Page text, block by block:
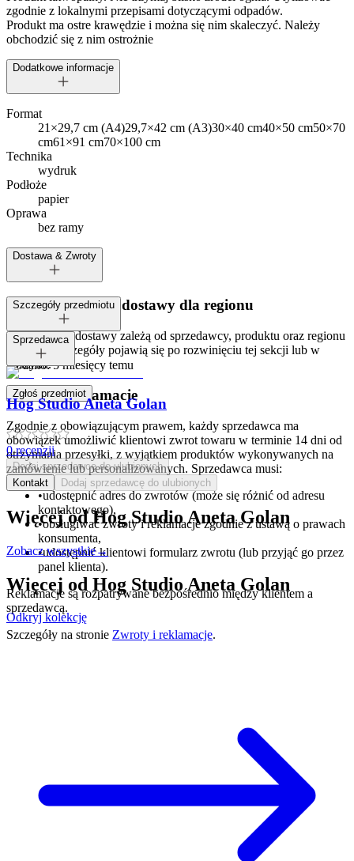
zgodnie z lokalnymi przepisami dotyczącymi odpadów.
Produkt ma ostre krawędzie i można się nim skaleczyć. Należy
obchodzić się z nim ostrożnie
Dodatkowe informacje
Format
21×29,7 cm (A4)29,7×42 cm (A3)30×40 cm40×50 cm50×70
cm61×91 cm70×100 cm
Technika
wydruk
Podłoże
papier
Oprawa
bez ramy
Dostawa & Zwroty
Dostępne metody dostawy dla regionu
Opcje i koszt dostawy zależą od sprzedawcy, produktu oraz regionu
dostawy. Szczegóły pojawią się po rozwinięciu tej sekcji lub w
koszyku.
Zwroty i reklamacje
Zgodnie z obowiązującym prawem, każdy sprzedawca ma
obowiązek umożliwić klientowi zwrot towaru w terminie 14 dni od
otrzymania przesyłki, z wyjątkiem produktów wykonywanych na
zamówienie lub personalizowanych. Sprzedawca musi:
•udostępnić adres do zwrotów (może się różnić od adresu
kontaktowego),
•obsługiwać zwroty i reklamacje zgodnie z ustawą o prawach
konsumenta,
•udostępnić klientowi formularz zwrotu (lub przyjąć go przez
panel klienta).
Reklamacje są rozpatrywane bezpośrednio między klientem a
sprzedawcą.
Szczegóły na stronie Zwroty i reklamacje.
Szczegóły przedmiotu
Tagi:
Dodano:5 miesięcy temu
Zgłoś przedmiot
Sprzedawca
Hog Studio Aneta Golan
0recenzji
Dodaj sprzedawcę do ulubionych
Kontakt
Dodaj sprzedawcę do ulubionych
Więcej odHog Studio Aneta Golan
Zobacz wszystkie→
Więcej od Hog Studio Aneta Golan
Odkryj kolekcję